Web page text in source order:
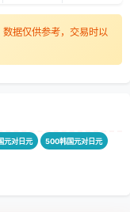
据仅供参考，交易时以
元对日元 500韩国元对日元